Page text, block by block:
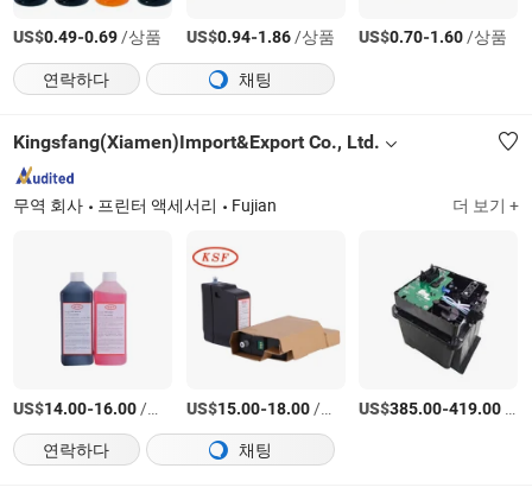
US$0.49-0.69/상품 US$0.94-1.86/상품 US$0.70-1.60/상품
연락하다
채팅
Kingsfang(Xiamen)Import&Export Co., Ltd.
무역 회사 프린터 액세서리 Fujian 더 보기 +
US$14.00-16.00/상품 US$15.00-18.00/상품 US$385.00-419.00
연락하다
채팅